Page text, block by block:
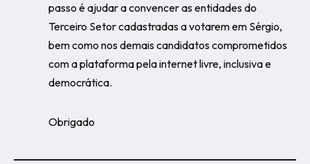
passo é ajudar a convencer as entidades do
Terceiro Setor cadastradas a votarem em Sérgio,
bem como nos demais candidatos comprometidos
com a plataforma pela internet livre, inclusiva e
democrática.
Obrigado